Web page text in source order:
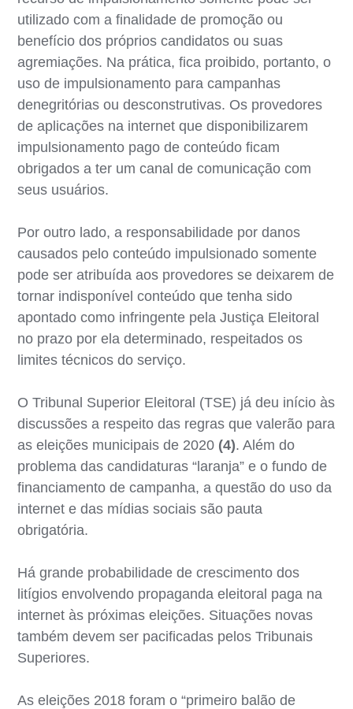
utilizado com a finalidade de promoção ou
benefício dos próprios candidatos ou suas
agremiações. Na prática, fica proibido, portanto, o
uso de impulsionamento para campanhas
denegritórias ou desconstrutivas. Os provedores
de aplicações na internet que disponibilizarem
impulsionamento pago de conteúdo ficam
obrigados a ter um canal de comunicação com
seus usuários.
Por outro lado, a responsabilidade por danos
causados pelo conteúdo impulsionado somente
pode ser atribuída aos provedores se deixarem de
tornar indisponível conteúdo que tenha sido
apontado como infringente pela Justiça Eleitoral
no prazo por ela determinado, respeitados os
limites técnicos do serviço.
O Tribunal Superior Eleitoral (TSE) já deu início às
discussões a respeito das regras que valerão para
as eleições municipais de 2020 (4). Além do
problema das candidaturas “laranja” e o fundo de
financiamento de campanha, a questão do uso da
internet e das mídias sociais são pauta
obrigatória.
Há grande probabilidade de crescimento dos
litígios envolvendo propaganda eleitoral paga na
internet às próximas eleições. Situações novas
também devem ser pacificadas pelos Tribunais
Superiores.
As eleições 2018 foram o “primeiro balão de